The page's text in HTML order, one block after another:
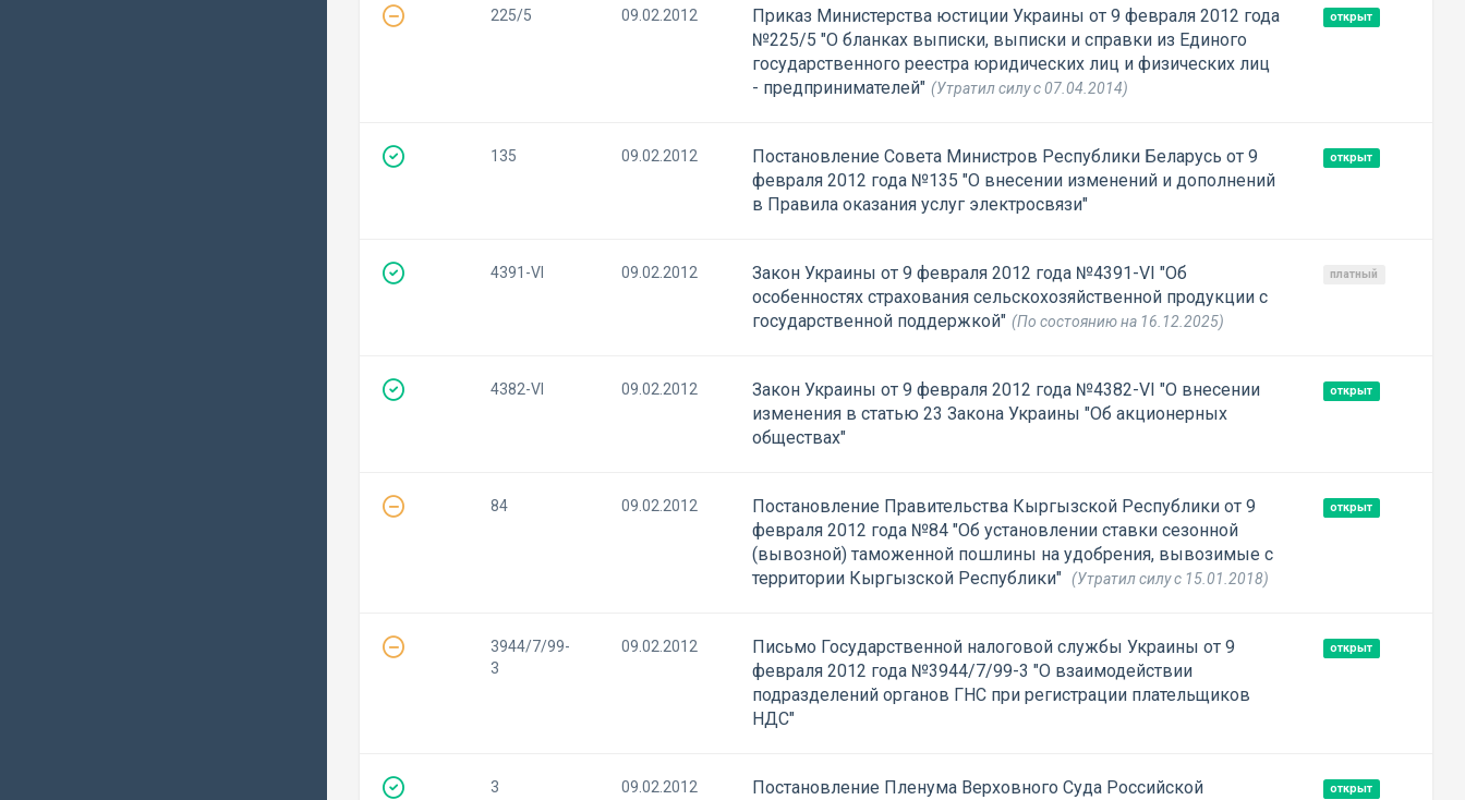
225/5 09.02.2012
Приказ Министерства юстиции Украины от 9 февраля 2012 года
№225/5 "О бланках выписки, выписки и справки из Единого
государственного реестра юридических лиц и физических лиц
- предпринимателей" (Утратил силу с 07.04.2014)
открыт
135 09.02.2012
Постановление Совета Министров Республики Беларусь от 9
февраля 2012 года №135 "О внесении изменений и дополнений
в Правила оказания услуг электросвязи"
открыт
4391-VI 09.02.2012
Закон Украины от 9 февраля 2012 года №4391-VI "Об
особенностях страхования сельскохозяйственной продукции с
государственной поддержкой" (По состоянию на 16.12.2025)
платный
4382-VI 09.02.2012
Закон Украины от 9 февраля 2012 года №4382-VI "О внесении
изменения в статью 23 Закона Украины "Об акционерных
обществах"
открыт
84 09.02.2012
Постановление Правительства Кыргызской Республики от 9
февраля 2012 года №84 "Об установлении ставки сезонной
(вывозной) таможенной пошлины на удобрения, вывозимые с
территории Кыргызской Республики" (Утратил силу с 15.01.2018)
открыт
3944/7/99-
3
09.02.2012
Письмо Государственной налоговой службы Украины от 9
февраля 2012 года №3944/7/99-3 "О взаимодействии
подразделений органов ГНС при регистрации плательщиков
НДС"
открыт
3 09.02.2012
Постановление Пленума Верховного Суда Российской
открыт